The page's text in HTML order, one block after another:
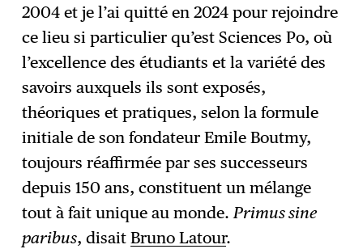
2004 et je l’ai quitté en 2024 pour rejoindre
ce lieu si particulier qu’est Sciences Po, où
l’excellence des étudiants et la variété des
savoirs auxquels ils sont exposés,
théoriques et pratiques, selon la formule
initiale de son fondateur Emile Boutmy,
toujours réaffirmée par ses successeurs
depuis 150 ans, constituent un mélange
tout à fait unique au monde.Primus sine
paribus, disaitBruno Latour.